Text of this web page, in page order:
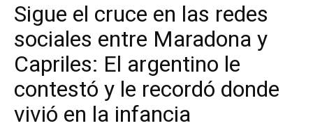
Sigue el cruce en las redes
sociales entre Maradona y
Capriles: El argentino le
contestó y le recordó donde
vivió en la infancia